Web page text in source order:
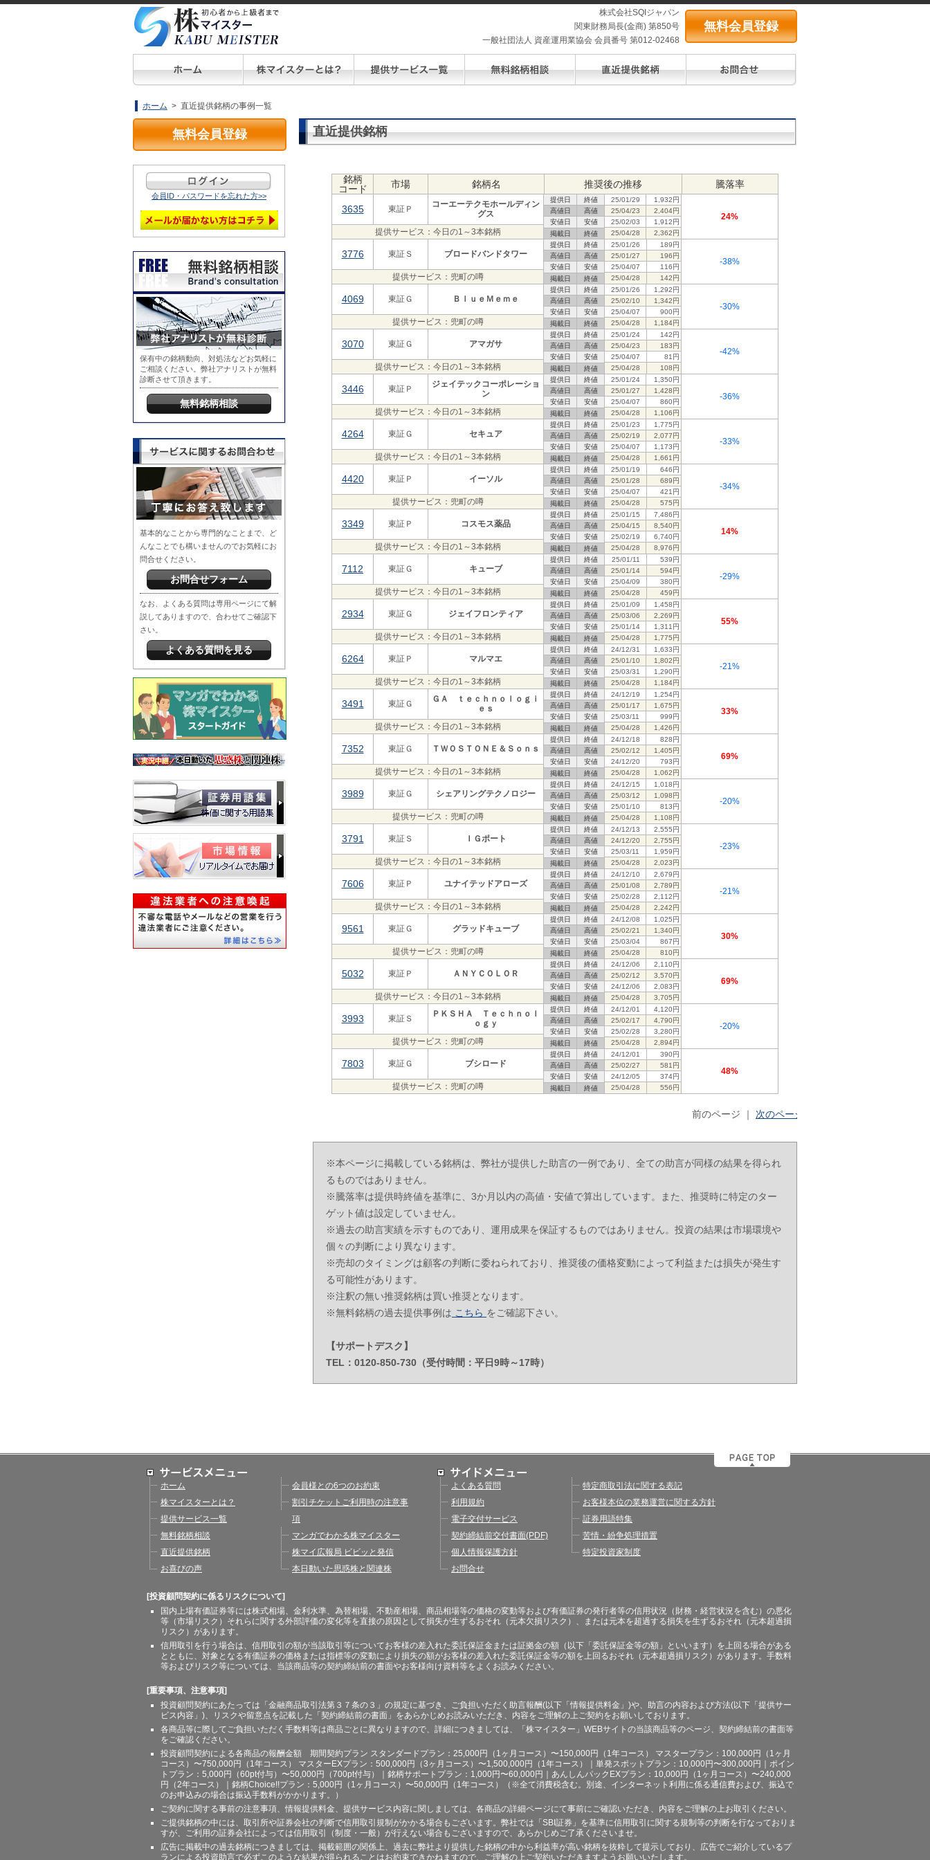
株式会社SQIジャパン
関東財務局長(金商) 第850号
一般社団法人 資産運用業協会 会員番号 第012-02468
無料会員登録
ホーム > 直近提供銘柄の事例一覧
無料会員登録
会員ID・パスワードを忘れた方>>
保有中の銘柄動向、対処法などお気軽に
ご相談ください。弊社アナリストが無料
診断させて頂きます。
無料銘柄相談
基本的なことから専門的なことまで、ど
んなことでも構いませんのでお気軽にお
問合せください。
お問合せフォーム
なお、よくある質問は専用ページにて解
説してありますので、合わせてご確認下
さい。
よくある質問を見る
直近提供銘柄
銘柄
コード
市場 銘柄名 推奨後の推移 騰落率
3635 東証Ｐ
コーエーテクモホールディン
グス
提供サービス：今日の1～3本銘柄
提供日 終値 25/01/29
1,932円
高値日
高値 25/04/23
2,404円
安値日
安値 25/02/03
1,912円
掲載日
終値 25/04/28 2,362円
24%
3776 東証Ｓ ブロードバンドタワー
提供サービス：兜町の噂
提供日 終値 25/01/26
189円
高値日
高値 25/01/27
196円
安値日
安値 25/04/07
116円
掲載日
終値 25/04/28 142円
-38%
4069 東証Ｇ ＢｌｕｅＭｅｍｅ
提供サービス：兜町の噂
提供日 終値 25/01/26
1,292円
高値日
高値 25/02/10
1,342円
安値日
安値 25/04/07
900円
掲載日
終値 25/04/28 1,184円
-30%
3070 東証Ｇ アマガサ
提供サービス：今日の1～3本銘柄
提供日 終値 25/01/24
142円
高値日
高値 25/04/23
183円
安値日
安値 25/04/07
81円
掲載日
終値 25/04/28 108円
-42%
3446 東証Ｐ
ジェイテックコーポレーショ
ン
提供サービス：今日の1～3本銘柄
提供日 終値 25/01/24
1,350円
高値日
高値 25/01/27
1,428円
安値日
安値 25/04/07
860円
掲載日
終値 25/04/28 1,106円
-36%
4264 東証Ｇ セキュア
提供サービス：今日の1～3本銘柄
提供日 終値 25/01/23
1,775円
高値日
高値 25/02/19
2,077円
安値日
安値 25/04/07
1,173円
掲載日
終値 25/04/28 1,661円
-33%
4420 東証Ｐ イーソル
提供サービス：兜町の噂
提供日 終値 25/01/19
646円
高値日
高値 25/01/28
689円
安値日
安値 25/04/07
421円
掲載日
終値 25/04/28 575円
-34%
3349 東証Ｐ コスモス薬品
提供サービス：今日の1～3本銘柄
提供日 終値 25/01/15
7,486円
高値日
高値 25/04/15
8,540円
安値日
安値 25/02/19
6,740円
掲載日
終値 25/04/28 8,976円
14%
7112 東証Ｇ キューブ
提供サービス：今日の1～3本銘柄
提供日 終値 25/01/11
539円
高値日
高値 25/01/14
594円
安値日
安値 25/04/09
380円
掲載日
終値 25/04/28 459円
-29%
2934 東証Ｇ ジェイフロンティア
提供サービス：今日の1～3本銘柄
提供日 終値 25/01/09
1,458円
高値日
高値 25/03/06
2,269円
安値日
安値 25/01/14
1,311円
掲載日
終値 25/04/28 1,775円
55%
6264 東証Ｐ マルマエ
提供サービス：今日の1～3本銘柄
提供日 終値 24/12/31
1,633円
高値日
高値 25/01/10
1,802円
安値日
安値 25/03/31
1,290円
掲載日
終値 25/04/28 1,184円
-21%
3491 東証Ｇ
ＧＡ ｔｅｃｈｎｏｌｏｇｉ
ｅｓ
提供サービス：今日の1～3本銘柄
提供日 終値 24/12/19
1,254円
高値日
高値 25/01/17
1,675円
安値日
安値 25/03/11
999円
掲載日
終値 25/04/28 1,426円
33%
7352 東証Ｇ ＴＷＯＳＴＯＮＥ＆Ｓｏｎｓ
提供サービス：今日の1～3本銘柄
提供日 終値 24/12/18
828円
高値日
高値 25/02/12
1,405円
安値日
安値 24/12/20
793円
掲載日
終値 25/04/28 1,062円
69%
3989 東証Ｇ シェアリングテクノロジー
提供サービス：兜町の噂
提供日 終値 24/12/15
1,018円
高値日
高値 25/03/12
1,098円
安値日
安値 25/01/10
813円
掲載日
終値 25/04/28 1,108円
-20%
3791 東証Ｓ ＩＧポート
提供サービス：今日の1～3本銘柄
提供日 終値 24/12/13
2,555円
高値日
高値 24/12/20
2,755円
安値日
安値 25/03/11
1,959円
掲載日
終値 25/04/28 2,023円
-23%
7606 東証Ｐ ユナイテッドアローズ
提供サービス：今日の1～3本銘柄
提供日 終値 24/12/10
2,679円
高値日
高値 25/01/08
2,789円
安値日
安値 25/02/28
2,112円
掲載日
終値 25/04/28 2,242円
-21%
9561 東証Ｇ グラッドキューブ
提供サービス：兜町の噂
提供日 終値 24/12/08
1,025円
高値日
高値 25/02/21
1,340円
安値日
安値 25/03/04
867円
掲載日
終値 25/04/28 810円
30%
5032 東証Ｐ ＡＮＹＣＯＬＯＲ
提供サービス：今日の1～3本銘柄
提供日 終値 24/12/06
2,110円
高値日
高値 25/02/12
3,570円
安値日
安値 24/12/06
2,083円
掲載日
終値 25/04/28 3,705円
69%
3993 東証Ｓ
ＰＫＳＨＡ Ｔｅｃｈｎｏｌ
ｏｇｙ
提供サービス：兜町の噂
提供日 終値 24/12/01
4,120円
高値日
高値 25/02/17
4,790円
安値日
安値 25/02/28
3,280円
掲載日
終値 25/04/28 2,894円
-20%
7803 東証Ｇ ブシロード
提供サービス：兜町の噂
提供日 終値 24/12/01
390円
高値日
高値 25/02/27
581円
安値日
安値 24/12/05
374円
掲載日
終値 25/04/28 556円
48%
前のページ ｜ 次のページ
※本ページに掲載している銘柄は、弊社が提供した助言の一例であり、全ての助言が同様の結果を得られ
るものではありません。
※騰落率は提供時終値を基準に、3か月以内の高値・安値で算出しています。また、推奨時に特定のター
ゲット値は設定していません。
※過去の助言実績を示すものであり、運用成果を保証するものではありません。投資の結果は市場環境や
個々の判断により異なります。
※売却のタイミングは顧客の判断に委ねられており、推奨後の価格変動によって利益または損失が発生す
る可能性があります。
※注釈の無い推奨銘柄は買い推奨となります。
※無料銘柄の過去提供事例は こちら をご確認下さい。
【サポートデスク】
TEL：0120-850-730（受付時間：平日9時～17時）
ホーム
株マイスターとは？
提供サービス一覧
無料銘柄相談
直近提供銘柄
お喜びの声
会員様との6つのお約束
割引チケットご利用時の注意事
項
マンガでわかる株マイスター
株マイ広報局 ビビッと発信
本日動いた思惑株と関連株
よくある質問
利用規約
電子交付サービス
契約締結前交付書面(PDF)
個人情報保護方針
お問合せ
特定商取引法に関する表記
お客様本位の業務運営に関する方針
証券用語特集
苦情・紛争処理措置
特定投資家制度
[投資顧問契約に係るリスクについて]
国内上場有価証券等には株式相場、金利水準、為替相場、不動産相場、商品相場等の価格の変動等および有価証券の発行者等の信用状況（財務・経営状況を含む）の悪化
等（市場リスク）それらに関する外部評価の変化等を直接の原因として損失が生ずるおそれ（元本欠損リスク）、または元本を超過する損失を生ずるおそれ（元本超過損
リスク）があります。
信用取引を行う場合は、信用取引の額が当該取引等についてお客様の差入れた委託保証金または証拠金の額（以下「委託保証金等の額」といいます）を上回る場合がある
とともに、対象となる有価証券の価格または指標等の変動により損失の額がお客様の差入れた委託保証金等の額を上回るおそれ（元本超過損リスク）があります。手数料
等およびリスク等については、当該商品等の契約締結前の書面やお客様向け資料等をよくお読みください。
[重要事項、注意事項]
投資顧問契約にあたっては「金融商品取引法第３７条の３」の規定に基づき、ご負担いただく助言報酬(以下「情報提供料金」)や、助言の内容および方法(以下「提供サー
ビス内容」)、リスクや留意点を記載した「契約締結前の書面」をあらかじめお読みいただき、内容をご理解の上ご契約をお願いしております。
各商品等に際してご負担いただく手数料等は商品ごとに異なりますので、詳細につきましては、「株マイスター」WEBサイトの当該商品等のページ、契約締結前の書面等
をご確認ください。
投資顧問契約による各商品の報酬金額 期間契約プラン スタンダードプラン：25,000円（1ヶ月コース）〜150,000円（1年コース） マスタープラン：100,000円（1ヶ月
コース）〜750,000円（1年コース） マスターEXプラン：500,000円（3ヶ月コース）〜1,500,000円（1年コース）｜単発スポットプラン：10,000円〜300,000円｜ポイン
トプラン：5,000円（60pt付与）〜50,000円（700pt付与）｜銘柄サポートプラン：1,000円〜60,000円｜あんしんパックEXプラン：10,000円（1ヶ月コース）〜240,000
円（2年コース）｜銘柄Choice!!プラン：5,000円（1ヶ月コース）〜50,000円（1年コース）（※全て消費税含む。別途、インターネット利用に係る通信費および、振込で
のお申込みの場合は振込手数料がかかります。）
ご契約に関する事前の注意事項、情報提供料金、提供サービス内容に関しましては、各商品の詳細ページにて事前にご確認いただき、内容をご理解の上お取引ください。
ご提供銘柄の中には、取引所や証券会社の判断で信用取引規制がかかる場合もございます。弊社では「SBI証券」を基準に信用取引に関する規制等の判断を行なっておりま
すが、ご利用の証券会社によっては信用取引（制度・一般）が行えない場合もございますので、あらかじめご了承くださいませ。
広告に掲載中の過去銘柄につきましては、掲載範囲の関係上、過去に弊社より提供した銘柄の中から利益率が高い銘柄を抜粋して提示しており、広告でご紹介しているプ
ランによる投資助言で必ずこのような結果が得られることはお約束できかねますので、ご理解の上ご契約いただきますようお願いいたします。